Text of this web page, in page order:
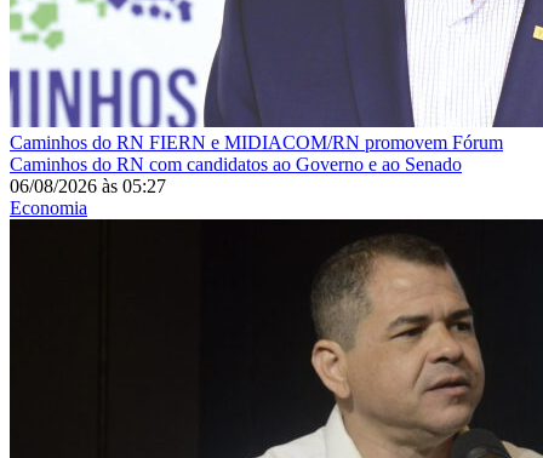
Caminhos do RN FIERN e MIDIACOM/RN promovem Fórum
Caminhos do RN com candidatos ao Governo e ao Senado
06/08/2026 às 05:27
Economia